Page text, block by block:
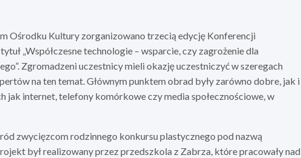
Ośrodku Kultury zorganizowano trzecią edycję Konferencji
„Współczesne technologie – wsparcie, czy zagrożenie dla
Zgromadzeni uczestnicy mieli okazję uczestniczyć w szeregach
na ten temat. Głównym punktem obrad były zarówno dobre, jak i
jak internet, telefony komórkowe czy media społecznościowe, w
zwycięzcom rodzinnego konkursu plastycznego pod nazwą
był realizowany przez przedszkola z Zabrza, które pracowały nad